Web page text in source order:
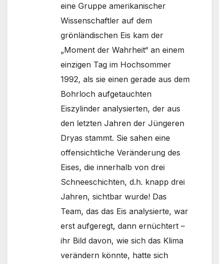
eine Gruppe amerikanischer
Wissenschaftler auf dem
grönländischen Eis kam der
„Moment der Wahrheit“ an einem
einzigen Tag im Hochsommer
1992, als sie einen gerade aus dem
Bohrloch aufgetauchten
Eiszylinder analysierten, der aus
den letzten Jahren der Jüngeren
Dryas stammt. Sie sahen eine
offensichtliche Veränderung des
Eises, die innerhalb von drei
Schneeschichten, d.h. knapp drei
Jahren, sichtbar wurde! Das
Team, das das Eis analysierte, war
erst aufgeregt, dann ernüchtert –
ihr Bild davon, wie sich das Klima
verändern könnte, hatte sich